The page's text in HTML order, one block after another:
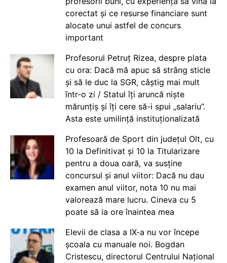
corectat și ce resurse financiare sunt
alocate unui astfel de concurs
important
Profesorul Petruț Rizea, despre plata
cu ora: Dacă mă apuc să strâng sticle
și să le duc la SGR, câștig mai mult
într-o zi / Statul îți aruncă niște
mărunțiș și îți cere să-i spui „salariu”.
Asta este umilință instituționalizată
Profesoară de Sport din județul Olt, cu
10 la Definitivat și 10 la Titularizare
pentru a doua oară, va susține
concursul și anul viitor: Dacă nu dau
examen anul viitor, nota 10 nu mai
valorează mare lucru. Cineva cu 5
poate să ia ore înaintea mea
Elevii de clasa a IX-a nu vor începe
școala cu manuale noi. Bogdan
Cristescu, directorul Centrului Național